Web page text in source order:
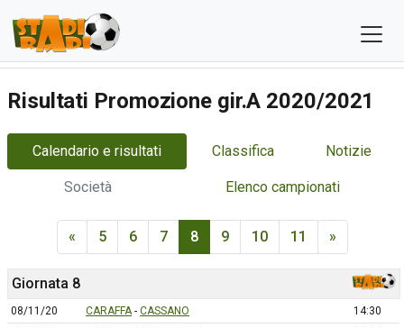
Risultati Promozione gir.A 2020/2021
Calendario e risultati Classifica Notizie
Società Elenco campionati
« 5 6 7 8 9 10 11 »
Giornata 8
08/11/20 CARAFFA- CASSANO
14:30